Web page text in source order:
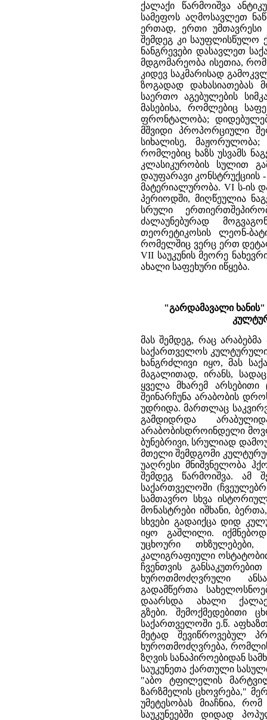
ქალაქი წარმოიშვა
სამეფოს აღმოსავლეთ
ერთად, ერთი უმთავრესი
შემდეგ კი საუფლისწულო
ნანგრევები დასავლეთ
მდგომარეობა ისეთია,
კიდევ საკმარისად
ზოგადად დახასიათებას
საერთო აგებულების
მასებისა, რომლებიც
ფრონტალობა;
მშვიდი პროპორციული
სიხალისე,
რომლებიც ხაზს უსვამს
კლასიკურობის სულით
დაუფარავი კონსტრუქციის
მატერიალურობა. VI ს-ის
პერიოდში, მიღწეულია
სრული
ძალაუნებურად
თეორეტიკოსის ლეონ-
რომელშიც ვერც ერთ
VII საუკუნის მეორე
ახალი საფეხური იწყება.
"გარდამავალი ხანის"
მას შემდეგ, რაც
საქართველოს კულტურული
ხანგრძლივი იყო, მას
მაგალითად, ირანს,
ყველა მხარემ არსებითი
შეინარჩუნა არაბობის
უდრიდა. მართლაც
გამდიდრდა
არაბობისდროინდელი
ბუნებრივი, სრულიად
მთელი შემდგომი
უაღრესი მნიშვნელობა
შემდეგ წარმოიშვა. ამ
საქართველოში
სამთავრო სხვა
მონასტრები იშხანი,
სხვები გადაიქცა დიდ
იყო გაშლილი.
უცხოური თხზულებები,
კალიგრაფიული
ჩვენთვის
ხუროთმოძღვრული
გადამწერთა
დაარსდა ახალი
გზები. შემოქმედებითი
საქართველოში ე.წ.
მეტად შევიწროვებულ
ხუროთმოძღვრება, რომლის
ზღვის სანაპიროებიდან
საუკუნეთა ქართული
"აბო ტფილელის
ზარზმელის ცხოვრება,"
უმეტესობას მიაჩნია,
საუკუნეებში დიდად